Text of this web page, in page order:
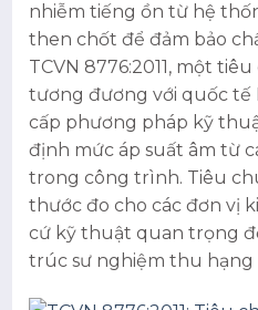
nhiễm tiếng ồn từ hệ
then chốt để đảm bảo
TCVN 8776:2011, một
tương đương với quốc tế
cấp phương pháp kỹ
định mức áp suất âm từ
trong công trình. Tiêu
thước đo cho các đơn vị
cứ kỹ thuật quan trọng
trúc sư nghiệm thu hạng